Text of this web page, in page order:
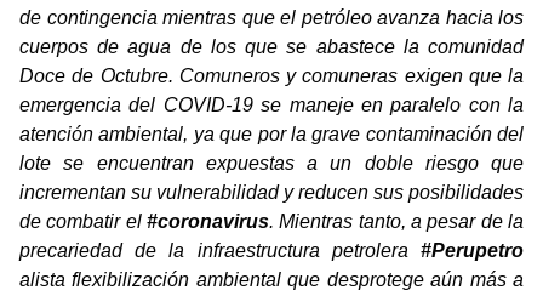
de contingencia mientras que el petróleo avanza hacia los
cuerpos de agua de los que se abastece la comunidad
Doce de Octubre. Comuneros y comuneras exigen que la
emergencia del COVID-19 se maneje en paralelo con la
atención ambiental, ya que por la grave contaminación del
lote se encuentran expuestas a un doble riesgo que
incrementan su vulnerabilidad y reducen sus posibilidades
de combatir el #coronavirus. Mientras tanto, a pesar de la
precariedad de la infraestructura petrolera #Perupetro
alista flexibilización ambiental que desprotege aún más a